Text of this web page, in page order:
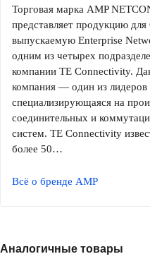
Торговая марка AMP
представляет продукцию
выпускаемую Enterprise
одним из четырех
компании TE Connectivity.
компания — один из лидеров
специализирующаяся на
соединительных и
систем. TE Connectivity
более 50…
Всё о бренде AMP
Аналогичные товары